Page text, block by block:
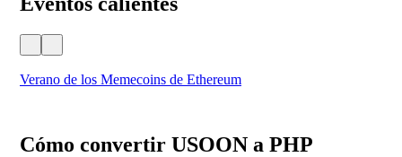
Verano de los Memecoins de Ethereum
Cómo convertir USOON a PHP